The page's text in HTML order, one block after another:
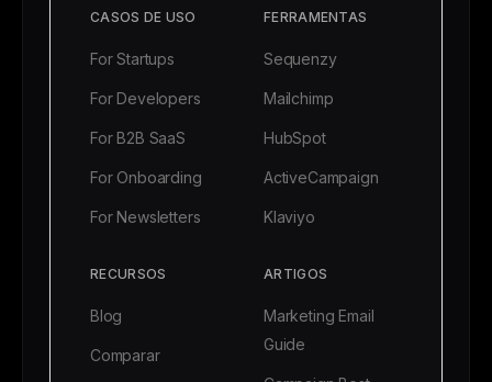
CASOS DE USO
For Startups
For Developers
For B2B SaaS
For Onboarding
For Newsletters
FERRAMENTAS
Sequenzy
Mailchimp
HubSpot
ActiveCampaign
Klaviyo
RECURSOS
Blog
Comparar
ARTIGOS
Marketing Email
Guide